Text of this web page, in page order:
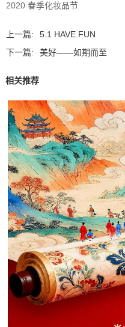
2020 春季化妆品节
上一篇:
5.1 HAVE FUN
下一篇:
美好——如期而至
相关推荐